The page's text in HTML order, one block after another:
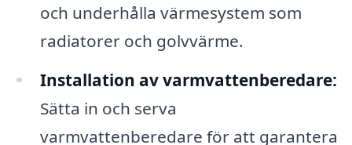
och underhålla värmesystem som
radiatorer och golvvärme.
Installation av varmvattenberedare:
Sätta in och serva
varmvattenberedare för att garantera